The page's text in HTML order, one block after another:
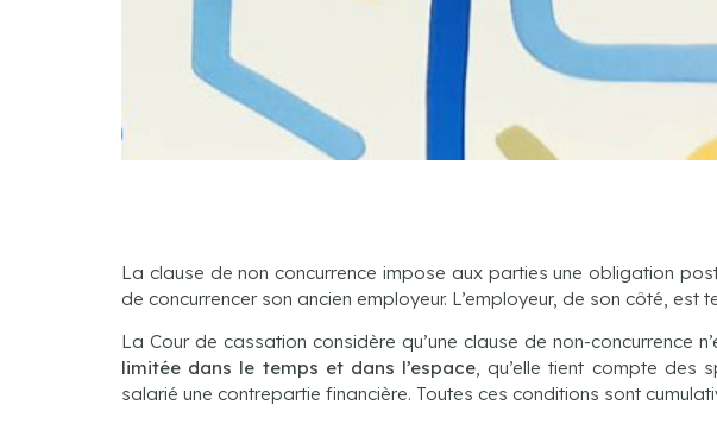
La clause de non concurrence impose aux parties une obligation
de concurrencer son ancien employeur. L’employeur, de son côté,
La Cour de cassation considère qu’une clause de non-concurrence
limitée dans le temps et dans l’espace, qu’elle tient compte des
salarié une contrepartie financière. Toutes ces conditions sont